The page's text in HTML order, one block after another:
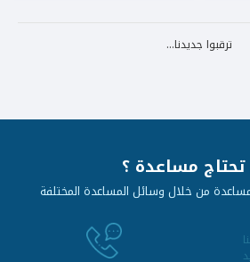
ترقبوا جديدنا...
مساعدة ؟
من خلال وسائل المساعدة المختلفة